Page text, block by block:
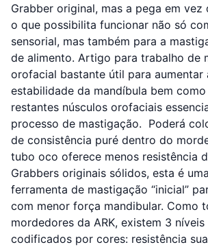
Grabber original, mas a pega em vez
o que possibilita funcionar não só
sensorial, mas também para a
de alimento. Artigo para trabalho de
orofacial bastante útil para aumentar
estabilidade da mandíbula bem
restantes núsculos orofaciais
processo de mastigação. Poderá
de consistência puré dentro do
tubo oco oferece menos resistência
Grabbers originais sólidos, esta é
ferramenta de mastigação “inicial”
com menor força mandibular. Como
mordedores da ​​ARK, existem 3
codificados por cores: resistência